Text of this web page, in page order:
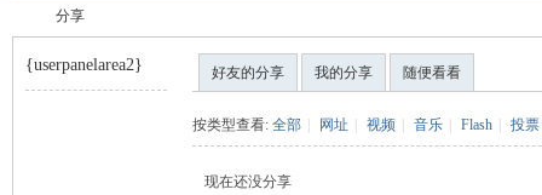
分享
{userpanelarea2} 好友的分享 我的分享 随便看看
按类型查看: 全部 网址 视频 音乐 Flash 投票
现在还没分享